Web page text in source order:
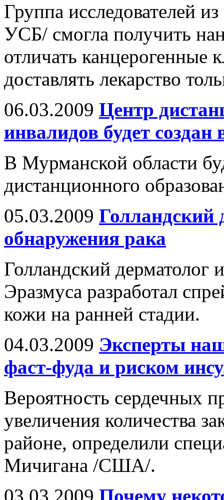
Группа исследователей
УСБ/ смогла получить
отличать канцерогенные
доставлять лекарство
06.03.2009 Центр
инвалидов будет
В Мурманской области
дистанционного
05.03.2009 Голландский
обнаружения рака
Голландский дерматолог
Эразмуса разработал
кожи на ранней стадии.
04.03.2009 Эксперты
фаст-фуда и риском
Вероятность сердечных
увеличения количества
районе, определили
Мичигана /США/.